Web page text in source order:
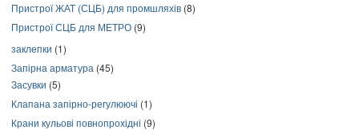
Пристрої ЖАТ (СЦБ) для промшляхів (8)
Пристрої СЦБ для МЕТРО (9)
заклепки (1)
Запірна арматура (45)
Засувки (5)
Клапана запірно-регулюючі (1)
Крани кульові повнопрохідні (9)